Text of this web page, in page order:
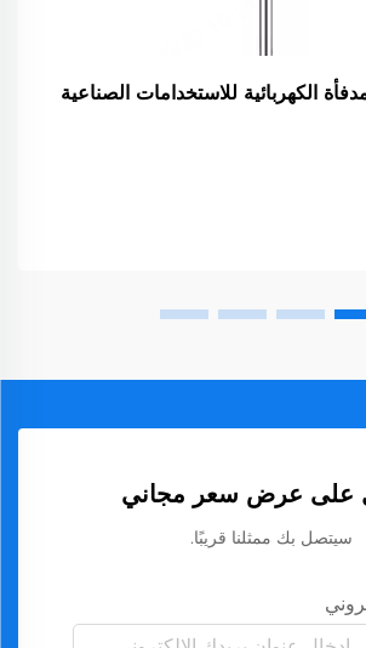
الكهربائية للاستخدامات الصناعية
على عرض سعر مجاني
سيتصل بك ممثلنا قريبًا.